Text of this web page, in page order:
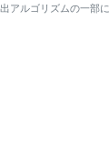
アルゴリズムの一部